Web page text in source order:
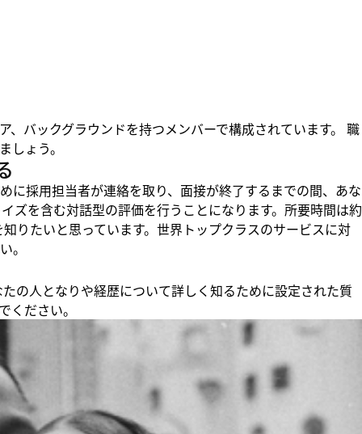
バックグラウンドを持つメンバーで構成されています。 職
しょう。
に採用担当者が連絡を取り、面接が終了するまでの間、あな
ズを含む対話型の評価を行うことになります。所要時間は約
りたいと思っています。世界トップクラスのサービスに対
。
の人となりや経歴について詳しく知るために設定された質
ください。